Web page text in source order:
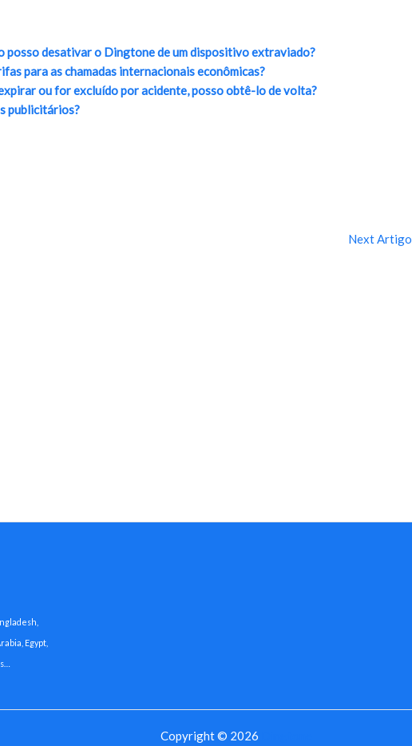
posso desativar o Dingtone de um dispositivo extraviado?
para as chamadas internacionais econômicas?
ou for excluído por acidente, posso obtê-lo de volta?
publicitários?
Next Artigo
Egypt,
Copyright © 2026